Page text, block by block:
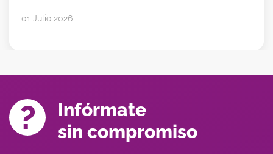
Infórmate
sin compromiso